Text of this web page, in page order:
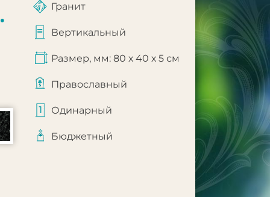
Гранит
Вертикальный
Размер, мм: 80 х 40 х 5 см
Православный
Одинарный
Бюджетный